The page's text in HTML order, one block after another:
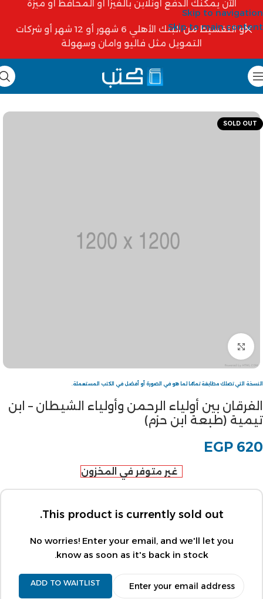
Skip to navigation
Skip to main content
الآن يمكنك الدفع أونلاين بالفيزا أو المحافظ أو ميزة
أو التقسيط من البنك الأهلي 6 شهور أو 12 شهر أو شركات
التمويل مثل فاليو وامان وسهولة
SOLD OUT
Click to enlarge
النسخة التي تصلك مطابقة تمامًا لما هو في الصورة أو أفضل في الكتب المستعملة.
الفرقان بين أولياء الرحمن وأولياء الشيطان – ابن
تيمية (طبعة ابن حزم)
EGP 620
غير متوفر في المخزون
This product is currently sold out.
No worries! Enter your email, and we'll let you
know as soon as it's back in stock.
ADD TO WAITLIST